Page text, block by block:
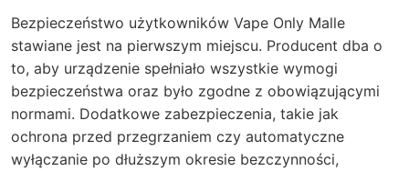
Bezpieczeństwo użytkowników Vape Only Malle
stawiane jest na pierwszym miejscu. Producent dba o
to, aby urządzenie spełniało wszystkie wymogi
bezpieczeństwa oraz było zgodne z obowiązującymi
normami. Dodatkowe zabezpieczenia, takie jak
ochrona przed przegrzaniem czy automatyczne
wyłączanie po dłuższym okresie bezczynności,